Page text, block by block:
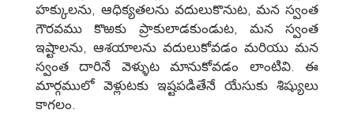
హక్కులను, ఆధిక్యతలను వదులుకొనుట, మన స్వంత
గౌరవము కొఱకు ప్రాకులాడకుండుట, మన స్వంత
ఇష్టాలను, ఆశయాలను వదులుకోవడం మరియు మన
స్వంత దారినే వెళ్ళుట మానుకోవడం లాంటివి. ఈ
మార్గములో వెళ్లుటకు ఇష్టపడితేనే యేసుకు శిష్యులు
కాగలం.